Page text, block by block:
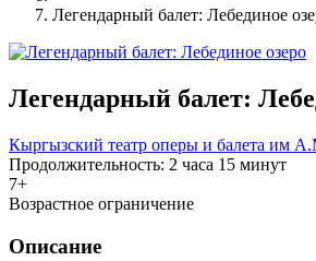
Легендарный балет: Лебединое
Легендарный балет:
Кыргызский театр оперы и балета им
Продолжительность: 2 часа 15 минут
7+
Возрастное ограничение
Описание